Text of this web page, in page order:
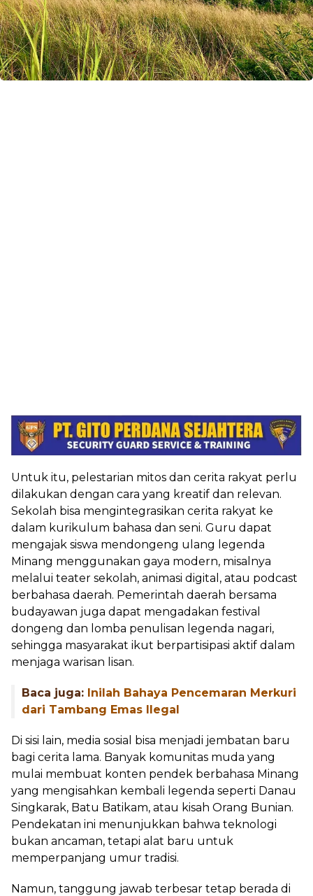
Untuk itu, pelestarian mitos dan cerita rakyat perlu
dilakukan dengan cara yang kreatif dan relevan.
Sekolah bisa mengintegrasikan cerita rakyat ke
dalam kurikulum bahasa dan seni. Guru dapat
mengajak siswa mendongeng ulang legenda
Minang menggunakan gaya modern, misalnya
melalui teater sekolah, animasi digital, atau podcast
berbahasa daerah. Pemerintah daerah bersama
budayawan juga dapat mengadakan festival
dongeng dan lomba penulisan legenda nagari,
sehingga masyarakat ikut berpartisipasi aktif dalam
menjaga warisan lisan.
Baca juga: Inilah Bahaya Pencemaran Merkuri
dari Tambang Emas Ilegal
Di sisi lain, media sosial bisa menjadi jembatan baru
bagi cerita lama. Banyak komunitas muda yang
mulai membuat konten pendek berbahasa Minang
yang mengisahkan kembali legenda seperti Danau
Singkarak, Batu Batikam, atau kisah Orang Bunian.
Pendekatan ini menunjukkan bahwa teknologi
bukan ancaman, tetapi alat baru untuk
memperpanjang umur tradisi.
Namun, tanggung jawab terbesar tetap berada di